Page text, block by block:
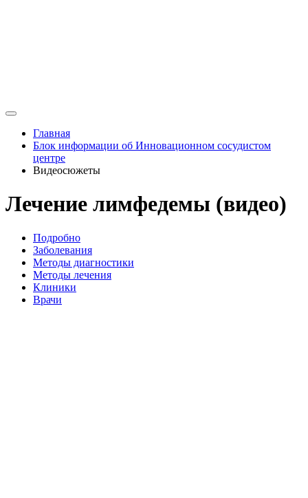
Главная
Блок информации об Инновационном сосудистом
центре
Видеосюжеты
Лечение лимфедемы (видео)
Подробно
Заболевания
Методы диагностики
Методы лечения
Клиники
Врачи